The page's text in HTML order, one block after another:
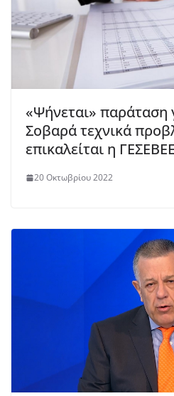
«Ψήνεται» παράταση
Σοβαρά τεχνικά
επικαλείται η ΓΕΣΕΒΕΕ
20 Οκτωβρίου 2022